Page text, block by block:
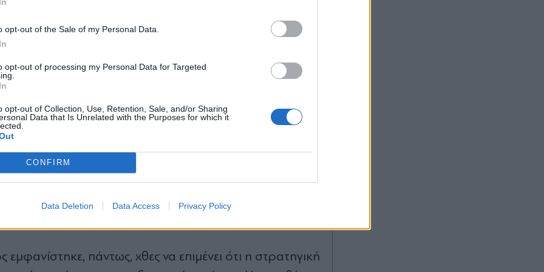
opt-out of the Sale of my Personal Data.
opt-out of processing my Personal Data for Targeted
opt-out of Collection, Use, Retention, Sale, and/or Sharing
Data that Is Unrelated with the Purposes for which it
CONFIRM
Data Deletion Data Access Privacy Policy
συνεδρίαση της Πολιτικής Γραμματείας του
πορεία των επαφών.
Κώστα Ζαχαριάδη
ο Σωκράτης Φάμελλος ανακοίνωσε και
Κώστα Ζαχαριάδη. Σύμφωνα δε με τα Παραπολιτικά
την επιστολή παραίτησής και περίμενε την
στη δημοσιοποίηση. Το «διαζύγιο» φέρεται να
που πρόσκεινται τόσο στον Σωκράτη Φάμελλο όσο και
από την πρώτη στιγμή έχει ταχθεί υπέρ της
του Αλέξη Τσίπρα.
πάντως, χθες να επιμένει ότι η στρατηγική
Αποδέχομαι τουςόρους χρήσης